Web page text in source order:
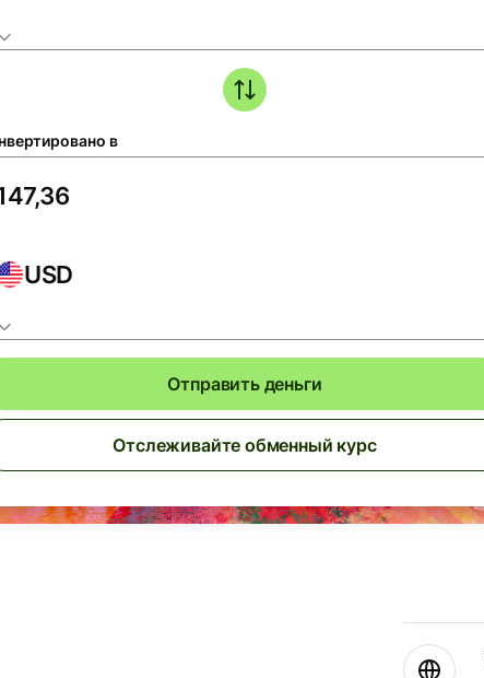
в
USD
Отправить деньги
Отслеживайте обменный курс